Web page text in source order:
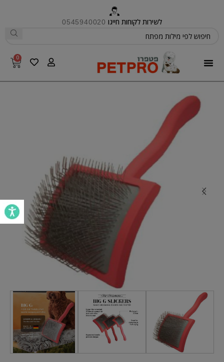
לשירות לקוחות חייגו 0545940020
0